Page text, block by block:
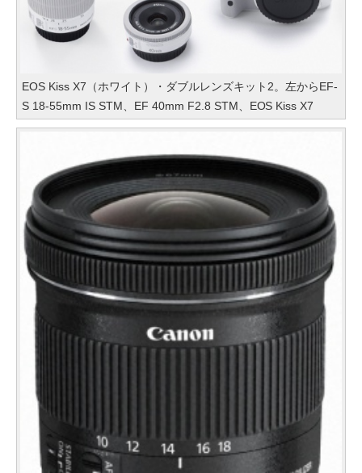
EOS Kiss X7（ホワイト）・ダブルレンズキット2。左からEF-
S 18-55mm IS STM、EF 40mm F2.8 STM、EOS Kiss X7